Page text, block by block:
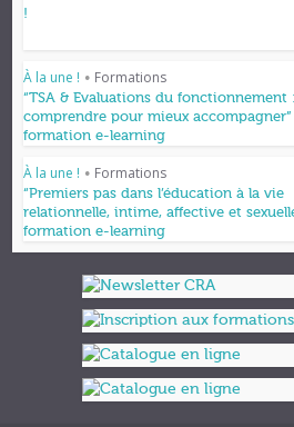
!
À la une ! • Formations
“TSA & Evaluations du fonctionnement
comprendre pour mieux accompagner”
formation e-learning
À la une ! • Formations
“Premiers pas dans l’éducation à la vie
relationnelle, intime, affective et
formation e-learning